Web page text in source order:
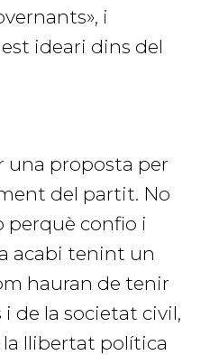
i
ideari dins del
una proposta per
del partit. No
perquè confio i
acabi tenint un
hauran de tenir
de la societat civil,
la llibertat política